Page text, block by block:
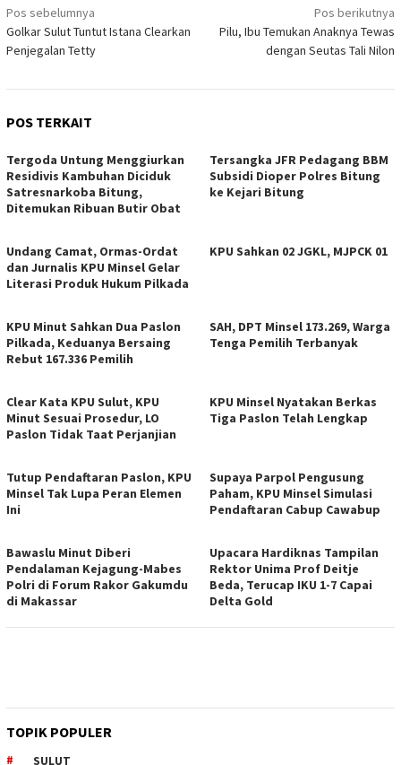
Navigasi
pos
Pos sebelumnya
Golkar Sulut Tuntut Istana Clearkan
Penjegalan Tetty
Pos berikutnya
Pilu, Ibu Temukan Anaknya Tewas
dengan Seutas Tali Nilon
POS TERKAIT
Tergoda Untung Menggiurkan
Residivis Kambuhan Diciduk
Satresnarkoba Bitung,
Ditemukan Ribuan Butir Obat
Tersangka JFR Pedagang BBM
Subsidi Dioper Polres Bitung
ke Kejari Bitung
Undang Camat, Ormas-Ordat
dan Jurnalis KPU Minsel Gelar
Literasi Produk Hukum Pilkada
KPU Sahkan 02 JGKL, MJPCK 01
KPU Minut Sahkan Dua Paslon
Pilkada, Keduanya Bersaing
Rebut 167.336 Pemilih
SAH, DPT Minsel 173.269, Warga
Tenga Pemilih Terbanyak
Clear Kata KPU Sulut, KPU
Minut Sesuai Prosedur, LO
Paslon Tidak Taat Perjanjian
KPU Minsel Nyatakan Berkas
Tiga Paslon Telah Lengkap
Tutup Pendaftaran Paslon, KPU
Minsel Tak Lupa Peran Elemen
Ini
Supaya Parpol Pengusung
Paham, KPU Minsel Simulasi
Pendaftaran Cabup Cawabup
Bawaslu Minut Diberi
Pendalaman Kejagung-Mabes
Polri di Forum Rakor Gakumdu
di Makassar
Upacara Hardiknas Tampilan
Rektor Unima Prof Deitje
Beda, Terucap IKU 1-7 Capai
Delta Gold
TOPIK POPULER
SULUT